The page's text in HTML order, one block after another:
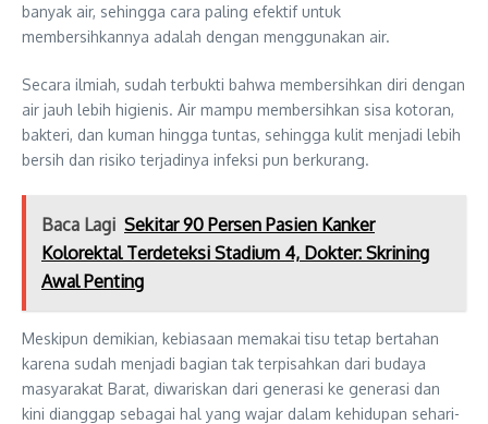
banyak air, sehingga cara paling efektif untuk
membersihkannya adalah dengan menggunakan air.
Secara ilmiah, sudah terbukti bahwa membersihkan diri dengan
air jauh lebih higienis. Air mampu membersihkan sisa kotoran,
bakteri, dan kuman hingga tuntas, sehingga kulit menjadi lebih
bersih dan risiko terjadinya infeksi pun berkurang.
Baca Lagi Sekitar 90 Persen Pasien Kanker
Kolorektal Terdeteksi Stadium 4, Dokter: Skrining
Awal Penting
Meskipun demikian, kebiasaan memakai tisu tetap bertahan
karena sudah menjadi bagian tak terpisahkan dari budaya
masyarakat Barat, diwariskan dari generasi ke generasi dan
kini dianggap sebagai hal yang wajar dalam kehidupan sehari-